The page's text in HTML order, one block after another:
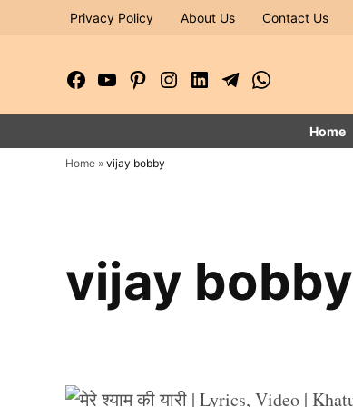
Privacy Policy About Us Contact Us
Facebook
Page
YouTubePinterestInstagram
LinkedIn
TelegramWhatsApp
Channel
Home
Home » vijay bobby
vijay bobby